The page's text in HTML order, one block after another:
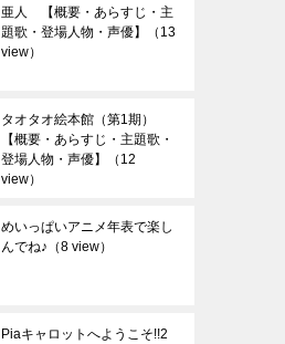
亜人 【概要・あらすじ・主
題歌・登場人物・声優】
（13
view）
タオタオ絵本館（第1期）
【概要・あらすじ・主題歌・
登場人物・声優】
（12
view）
めいっぱいアニメ年表で楽し
んでね♪ （8 view）
Piaキャロットへようこそ!!2